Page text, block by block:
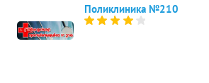
Поликлиника №210